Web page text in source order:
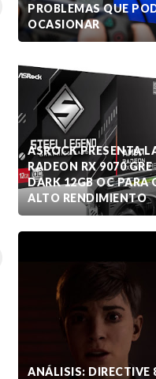
PROBLEMAS QUE
OCASIONAR
ASROCK PRESENTA
RADEON RX 9070 GRE
DARK 12GB OC PARA
ALTO RENDIMIENTO
ANÁLISIS: DIRECTIVE